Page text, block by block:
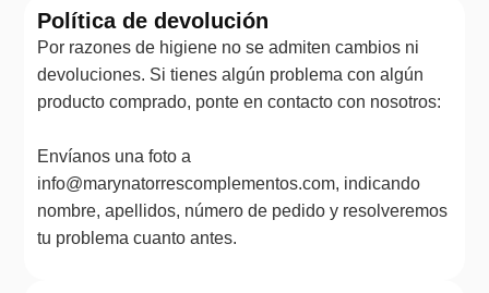
Política de devolución
Por razones de higiene no se admiten cambios ni
devoluciones. Si tienes algún problema con algún
producto comprado, ponte en contacto con nosotros:
Envíanos una foto a
info@marynatorrescomplementos.com, indicando
nombre, apellidos, número de pedido y resolveremos
tu problema cuanto antes.